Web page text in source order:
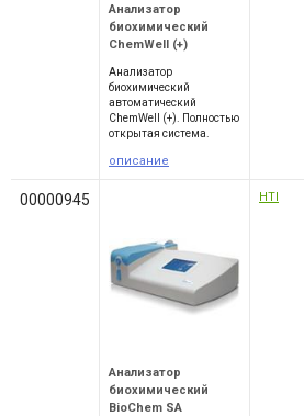
Анализатор
биохимический
ChemWell (+)
Анализатор
биохимический
автоматический
ChemWell (+). Полностью
открытая система.
описание
00000945
Анализатор
биохимический
BioChem SA
HTI